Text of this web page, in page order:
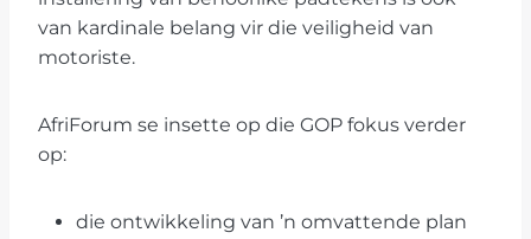
van kardinale belang vir die veiligheid van
motoriste.
AfriForum se insette op die GOP fokus verder
op:
die ontwikkeling van ’n omvattende plan